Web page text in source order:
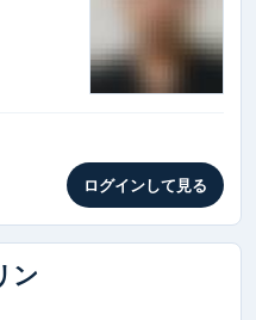
ログインして見る
ン